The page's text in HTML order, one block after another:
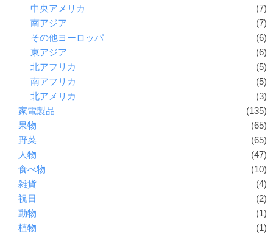
中央アメリカ
(7)
南アジア
(7)
その他ヨーロッパ
(6)
東アジア
(6)
北アフリカ
(5)
南アフリカ
(5)
北アメリカ
(3)
家電製品
(135)
果物
(65)
野菜
(65)
人物
(47)
食べ物
(10)
雑貨
(4)
祝日
(2)
動物
(1)
植物
(1)